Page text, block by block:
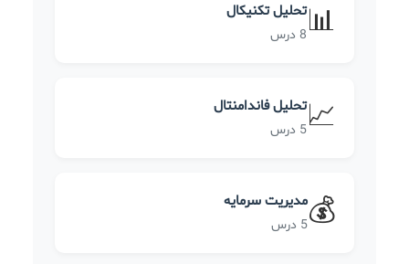
📊تحلیل تکنیکال
8 درس
📈تحلیل فاندامنتال
5 درس
💰مدیریت سرمایه
5 درس